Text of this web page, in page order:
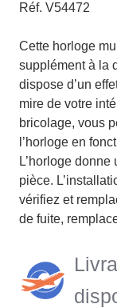
Réf. V54472
Cette horloge
supplément à la
dispose d’un
mire de votre
bricolage, vous
l’horloge en
L’horloge
pièce.
vérifiez et
de fuite,